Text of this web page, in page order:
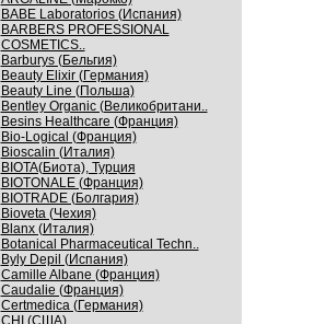
BABE Laboratorios (Испания)
BARBERS PROFESSIONAL
COSMETICS..
Barburys (Бельгия)
Beauty Elixir (Германия)
Beauty Line (Польша)
Bentley Organic (Великобритани..
Besins Healthcare (Франция)
Bio-Logical (Франция)
Bioscalin (Италия)
BIOTA(Биота), Турция
BIOTONALE (Франция)
BIOTRADE (Болгария)
Bioveta (Чехия)
Blanx (Италия)
Botanical Pharmaceutical Techn..
Byly Depil (Испания)
Camille Albane (Франция)
Caudalie (Франция)
Certmedica (Германия)
CHI (США)